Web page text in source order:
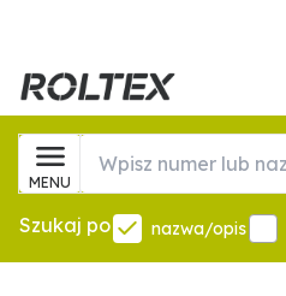
MENU
Szukaj po nazwa/opis